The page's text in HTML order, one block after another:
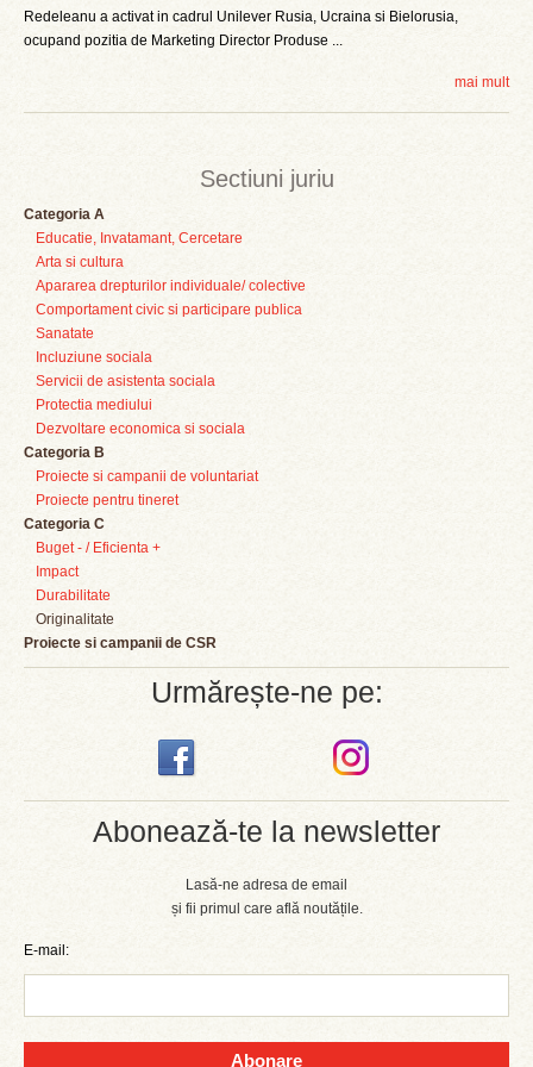
Sectiuni juriu
Categoria A
Educatie, Invatamant, Cercetare
Arta si cultura
Apararea drepturilor individuale/ colective
Comportament civic si participare publica
Sanatate
Incluziune sociala
Servicii de asistenta sociala
Protectia mediului
Dezvoltare economica si sociala
Categoria B
Proiecte si campanii de voluntariat
Proiecte pentru tineret
Categoria C
Buget - / Eficienta +
Impact
Durabilitate
Originalitate
Proiecte si campanii de CSR
Urmărește-ne pe:
Abonează-te la newsletter
Lasă-ne adresa de email
și fii primul care află noutățile.
E-mail:
Abonare
Redeleanu a activat in cadrul Unilever Rusia, Ucraina si Bielorusia,
ocupand pozitia de Marketing Director Produse ...
mai mult